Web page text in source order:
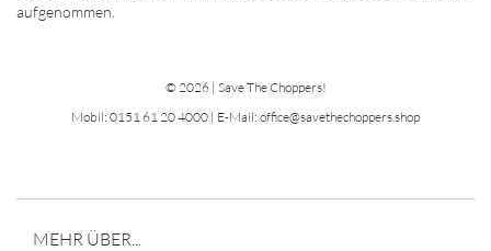
aufgenommen.
© 2026 | Save The Choppers!
Mobil: 0151 61 20 4000 | E-Mail: office@savethechoppers.shop
MEHR ÜBER...